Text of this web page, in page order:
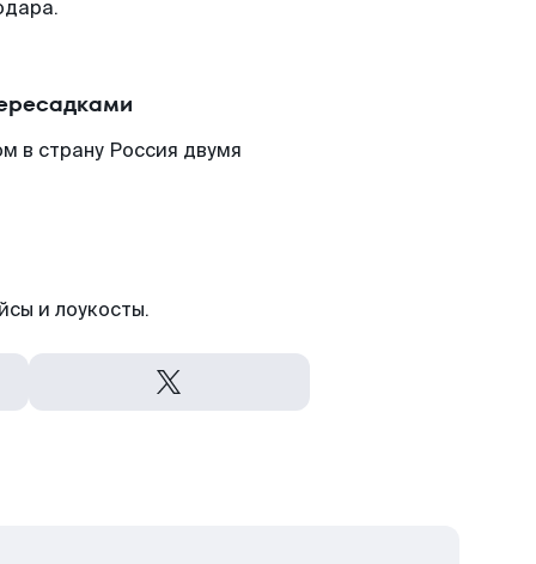
в страну Россия двумя
и лоукосты.